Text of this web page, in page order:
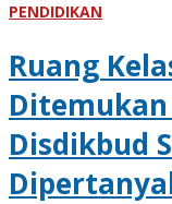
PENDIDIKAN
Ruang
Disdikbud